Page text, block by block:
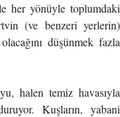
her yönüyle toplumdaki
(ve benzeri yerlerin)
düşünmek fazla
halen temiz havasıyla
Kuşların, yabani